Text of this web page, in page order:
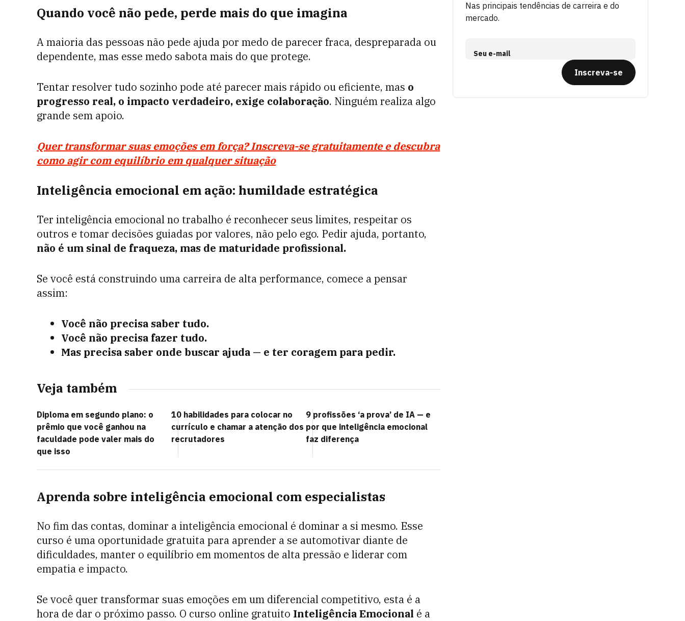
Quando você não pede, perde mais do que imagina
A maioria das pessoas não pede ajuda por medo de parecer fraca, despreparada ou
dependente, mas esse medo sabota mais do que protege.
Tentar resolver tudo sozinho pode até parecer mais rápido ou eficiente, mas o
progresso real, o impacto verdadeiro, exige colaboração. Ninguém realiza algo
grande sem apoio.
Quer transformar suas emoções em força? Inscreva-se gratuitamente e descubra
como agir com equilíbrio em qualquer situação
Inteligência emocional em ação: humildade estratégica
Ter inteligência emocional no trabalho é reconhecer seus limites, respeitar os
outros e tomar decisões guiadas por valores, não pelo ego. Pedir ajuda, portanto,
não é um sinal de fraqueza, mas de maturidade profissional.
Se você está construindo uma carreira de alta performance, comece a pensar
assim:
Você não precisa saber tudo.
Você não precisa fazer tudo.
Mas precisa saber onde buscar ajuda — e ter coragem para pedir.
Veja também
Diploma em segundo plano: o
prêmio que você ganhou na
faculdade pode valer mais do
que isso
10 habilidades para colocar no
currículo e chamar a atenção dos
recrutadores
9 profissões ‘a prova’ de IA — e
por que inteligência emocional
faz diferença
Aprenda sobre inteligência emocional com especialistas
No fim das contas, dominar a inteligência emocional é dominar a si mesmo. Esse
curso é uma oportunidade gratuita para aprender a se automotivar diante de
dificuldades, manter o equilíbrio em momentos de alta pressão e liderar com
empatia e impacto.
Se você quer transformar suas emoções em um diferencial competitivo, esta é a
hora de dar o próximo passo. O curso online gratuito Inteligência Emocional é a
Nas principais tendências de carreira e do
mercado.
Seu e-mail
Inscreva-se